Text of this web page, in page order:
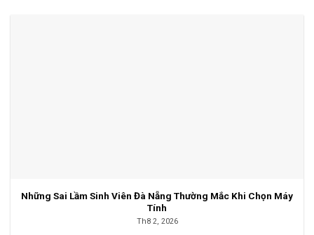
Những Sai Lầm Sinh Viên Đà Nẵng Thường Mắc Khi Chọn Máy
Tính
Th8 2, 2026